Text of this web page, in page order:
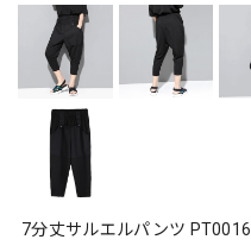
7分丈サルエルパンツ PT0016